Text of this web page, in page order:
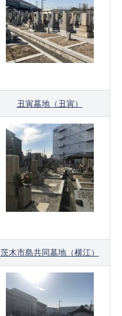
丑寅墓地（丑寅）
茨木市島共同墓地（横江）